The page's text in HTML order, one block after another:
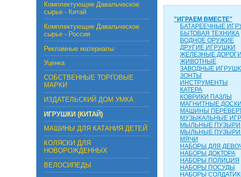
Комплектующие Давальческое
сырье - Китай
Комплектующие Давальческое
сырье - Россия
Рекламные материалы
Уценка
СОБСТВЕННЫЕ ТОРГОВЫЕ
МАРКИ
ИЗДАТЕЛЬСКИЙ ДОМ УМКА
ИГРУШКИ (КИТАЙ)
МАШИНЫ ДЛЯ КАТАНИЯ ДЕТЕЙ
КОЛЯСКИ ДЛЯ
НОВОРОЖДЕННЫХ
ВЕЛОСИПЕДЫ
"ИГРАЕМ ВМЕСТЕ"
БАТАРЕЕЧНЫЕ
БЫТОВАЯ ТЕХНИКА
ВОДНОЕ ОРУЖИЕ
ДРУГИЕ ИГРУШКИ
ЖЕЛЕЗНЫЕ ДОРОГИ
ЖИВОТНЫЕ
ЗАВОДНЫЕ
ЗОНТЫ
ИНСТРУМЕНТЫ
КАТЕРА
КОВРИКИ ПАЗЛЫ
МАГНИТНЫЕ ДОСКИ
МАШИНЫ
МУЗЫКАЛЬНЫЕ
МЫЛЬНЫЕ ПУЗЫРИ
МЫЛЬНЫЕ
МЯЧИ
НАБОРЫ ДЛЯ
НАБОРЫ ДОКТОРА
НАБОРЫ ПОЛИЦИЯ
НАБОРЫ ПОСУДЫ
НАБОРЫ